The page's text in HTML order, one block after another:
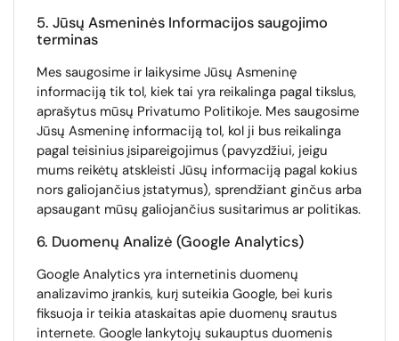
5. Jūsų Asmeninės Informacijos saugojimo
terminas
Mes saugosime ir laikysime Jūsų Asmeninę
informaciją tik tol, kiek tai yra reikalinga pagal tikslus,
aprašytus mūsų Privatumo Politikoje. Mes saugosime
Jūsų Asmeninę informaciją tol, kol ji bus reikalinga
pagal teisinius įsipareigojimus (pavyzdžiui, jeigu
mums reikėtų atskleisti Jūsų informaciją pagal kokius
nors galiojančius įstatymus), sprendžiant ginčus arba
apsaugant mūsų galiojančius susitarimus ar politikas.
6. Duomenų Analizė (Google Analytics)
Google Analytics yra internetinis duomenų
analizavimo įrankis, kurį suteikia Google, bei kuris
fiksuoja ir teikia ataskaitas apie duomenų srautus
internete. Google lankytojų sukauptus duomenis